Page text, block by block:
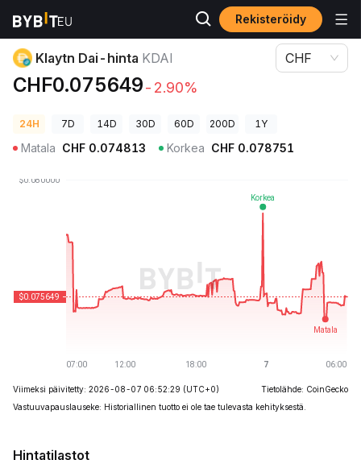
Rekisteröidy
Kryptohinnat
Klaytn Dai-hinta KDAI
CHF0.075649-2.90%
CHF
24H 7D 14D 30D 60D 200D 1Y
Matala CHF 0.074813 Korkea CHF 0.078751
Viimeksi päivitetty: 2026-08-07 06:52:29 (UTC+0)
Tietolähde: CoinGecko
Vastuuvapauslauseke: Historiallinen tuotto ei ole tae tulevasta kehityksestä.
Hintatilastot